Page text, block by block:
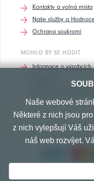
Kontakty a volná místa
Naše služby a
Ochrana soukromí
MOHLO BY SE HODIT
Informace o výrobcích
PŘIJÍMÁME TYTO PLATBY
Naše webové
Některé z nich jsou
z nich vylepšují Váš
náš web rozvíjet.